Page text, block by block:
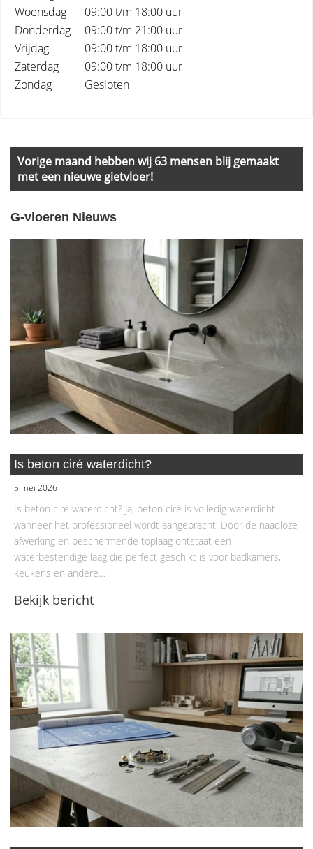
Woensdag
09:00 t/m 18:00 uur
Donderdag
09:00 t/m 21:00 uur
Vrijdag
09:00 t/m 18:00 uur
Zaterdag
09:00 t/m 18:00 uur
Zondag
Gesloten
Vorige maand hebben wij 63 mensen blij gemaakt
met een nieuwe gietvloer!
G-vloeren Nieuws
Is beton ciré waterdicht?
5 mei 2026
Is beton ciré waterdicht? Ja, beton ciré is volledig waterdicht
wanneer het professioneel wordt aangebracht. Door de naadloze
afwerking en beschermende toplaag ontstaat een
waterbestendige laag die perfect geschikt is voor badkamers,
keukens en andere…
Bekijk bericht